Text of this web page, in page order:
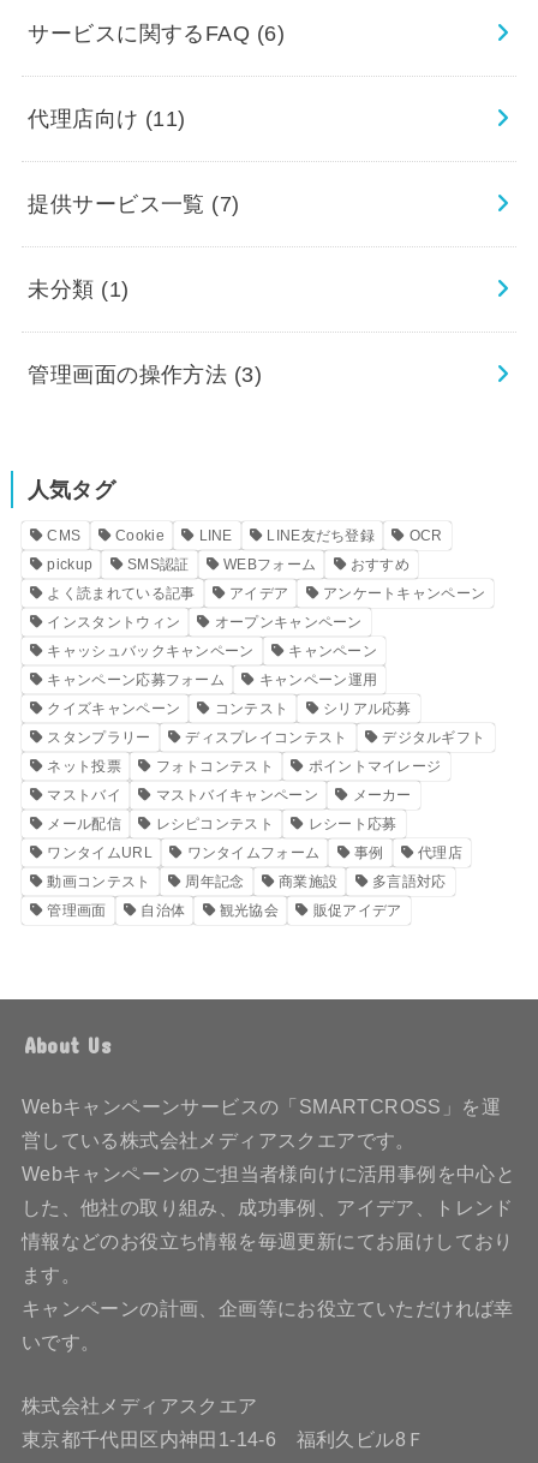
サービスに関するFAQ (6)
代理店向け (11)
提供サービス一覧 (7)
未分類 (1)
管理画面の操作方法 (3)
人気タグ
CMS Cookie LINE LINE友だち登録
OCR
pickup
SMS認証 WEBフォーム
おすすめ
よく読まれている記事
アイデア
アンケートキャンペーン
インスタントウィン
オープンキャンペーン
キャッシュバックキャンペーン
キャンペーン
キャンペーン応募フォーム
キャンペーン運用
クイズキャンペーン
コンテスト
シリアル応募
スタンプラリー
ディスプレイコンテスト
デジタルギフト
ネット投票
フォトコンテスト
ポイントマイレージ
マストバイ
マストバイキャンペーン
メーカー
メール配信
レシピコンテスト
レシート応募
ワンタイムURL
ワンタイムフォーム 事例
代理店
動画コンテスト
周年記念 商業施設
多言語対応
管理画面
自治体 観光協会 販促アイデア
About Us
Webキャンペーンサービスの「SMARTCROSS」を運
営している株式会社メディアスクエアです。
Webキャンペーンのご担当者様向けに活用事例を中心と
した、他社の取り組み、成功事例、アイデア、トレンド
情報などのお役立ち情報を毎週更新にてお届けしており
ます。
キャンペーンの計画、企画等にお役立ていただければ幸
いです。
株式会社メディアスクエア
東京都千代田区内神田1-14-6 福利久ビル8Ｆ